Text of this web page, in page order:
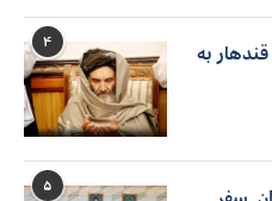
۴
به
۵